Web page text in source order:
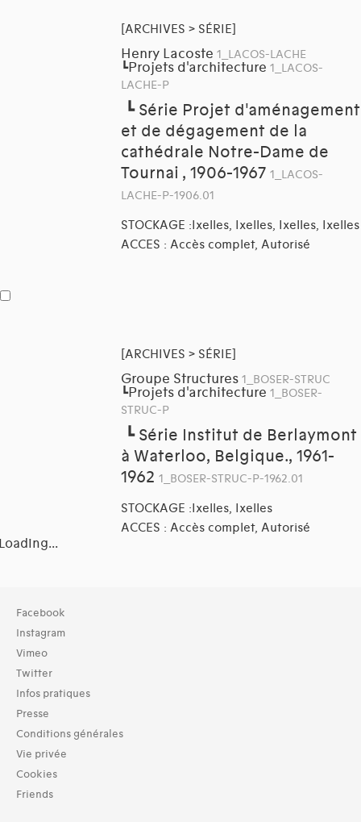
[ARCHIVES > SÉRIE]
Henry Lacoste 1_LACOS-LACHE
┗Projets d'architecture 1_LACOS-
LACHE-P
┗ Série Projet d'aménagement
et de dégagement de la
cathédrale Notre-Dame de
Tournai , 1906-1967 1_LACOS-
LACHE-P-1906.01
STOCKAGE :Ixelles, Ixelles, Ixelles, Ixelles
ACCES : Accès complet, Autorisé
[ARCHIVES > SÉRIE]
Groupe Structures 1_BOSER-STRUC
┗Projets d'architecture 1_BOSER-
STRUC-P
┗ Série Institut de Berlaymont
à Waterloo, Belgique., 1961-
1962 1_BOSER-STRUC-P-1962.01
STOCKAGE :Ixelles, Ixelles
ACCES : Accès complet, Autorisé
Collection
TOUT (15)
Archives (15)
Typologies documents
Séries (activités) (2)
01-architecture domestique (33)
02-architecture agricole (9)
03-architecture artisanale et industrielle (17)
04-architecture commerciale et de services (24)
Facebook
Instagram
Vimeo
Twitter
Infos pratiques
Presse
Conditions générales
Vie privée
Cookies
Friends